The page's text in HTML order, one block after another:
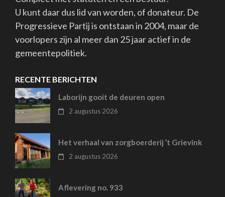
U kunt daar dus lid van worden, of donateur. De
Progressieve Partij is ontstaan in 2004, maar de
voorlopers zijn al meer dan 25 jaar actief in de
gemeentepolitiek.
RECENTE BERICHTEN
Laborijn gooit de deuren open
2 augustus 2026
Het verhaal van zorgboerderij ’t Grievink
2 augustus 2026
Aflevering no. 933